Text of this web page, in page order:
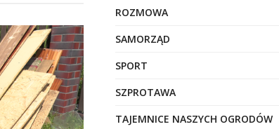
ROZMOWA
SAMORZĄD
SPORT
SZPROTAWA
TAJEMNICE NASZYCH OGRODÓW